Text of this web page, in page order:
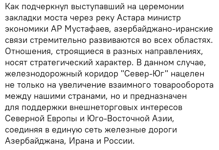
Как подчеркнул выступавший на церемонии
закладки моста через реку Астара министр
экономики АР Мустафаев, азербайджано-иранские
связи стремительно развиваются во всех областях.
Отношения, строящиеся в разных направлениях,
носят стратегический характер. В данном случае,
железнодорожный коридор "Север-Юг" нацелен
не только на увеличение взаимного товарооборота
между нашими странами, но и предназначен
для поддержки внешнеторговых интересов
Северной Европы и Юго-Восточной Азии,
соединяя в единую сеть железные дороги
Азербайджана, Ирана и России.